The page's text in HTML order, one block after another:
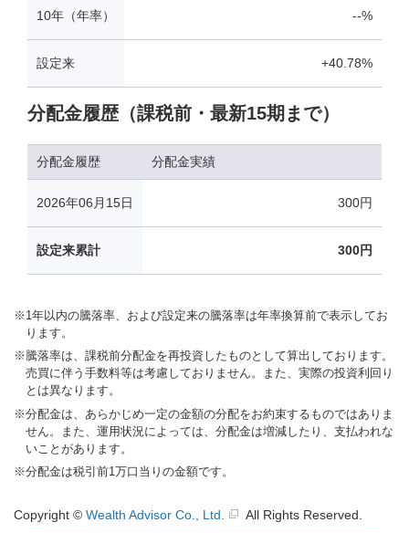
※ 1年以内の騰落率、および設定来の騰落率は年率換算前で表示してお
ります。
※ 騰落率は、課税前分配金を再投資したものとして算出しております。
売買に伴う手数料等は考慮しておりません。また、実際の投資利回り
とは異なります。
※分配金は、あらかじめ一定の金額の分配をお約束するものではありま
せん。また、運用状況によっては、分配金は増減したり、支払われな
いことがあります。
※分配金は税引前1万口当りの金額です。
Copyright © Wealth Advisor Co., Ltd. All Rights Reserved.